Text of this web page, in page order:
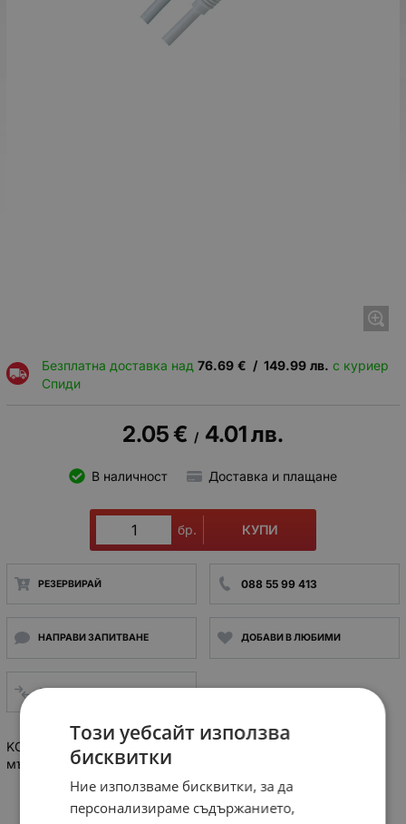
Безплатна доставка над 76.69 € / 149.99 лв. с куриер
Спиди
2.05€ / 4.01лв.
В наличност Доставка и плащане
бр. КУПИ
РЕЗЕРВИРАЙ 088 55 99 413
НАПРАВИ ЗАПИТВАНЕ ДОБАВИ В ЛЮБИМИ
СРАВНИ
KOPP Антенен кабел, F-конектор мъжки към F-конектор
мъжки, 2.5м
Този уебсайт използва
бисквитки
Ние използваме бисквитки, за да
персонализираме съдържанието,